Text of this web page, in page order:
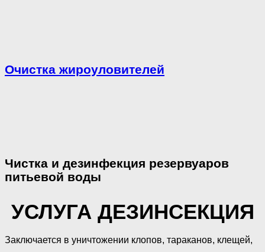
Очистка жироуловителей
Чистка и дезинфекция резервуаров
питьевой воды
УСЛУГА ДЕЗИНСЕКЦИЯ
Заключается в уничтожении клопов, тараканов, клещей,